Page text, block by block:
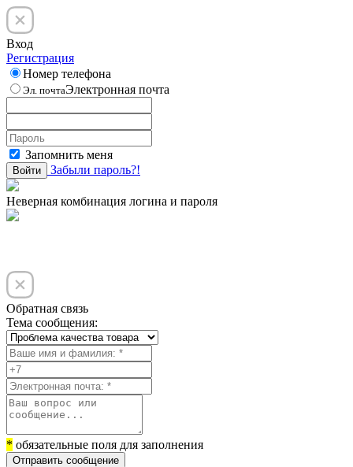
Вход
Регистрация
Номер телефона
Эл. почтаЭлектронная почта
Запомнить меня
Войти Забыли пароль?!
Неверная комбинация логина и пароля
Обратная связь
Тема сообщения:
* обязательные поля для заполнения
Отправить сообщение